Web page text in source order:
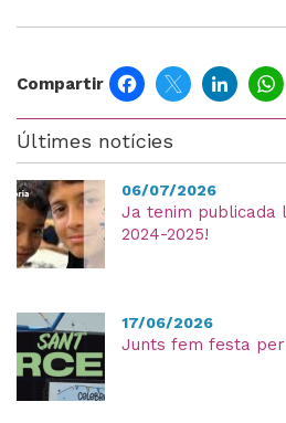
Compartir FacebookTwitter
Últimes notícies
06/07/2026
Ja tenim publicada
2024-2025!
17/06/2026
Junts fem festa per